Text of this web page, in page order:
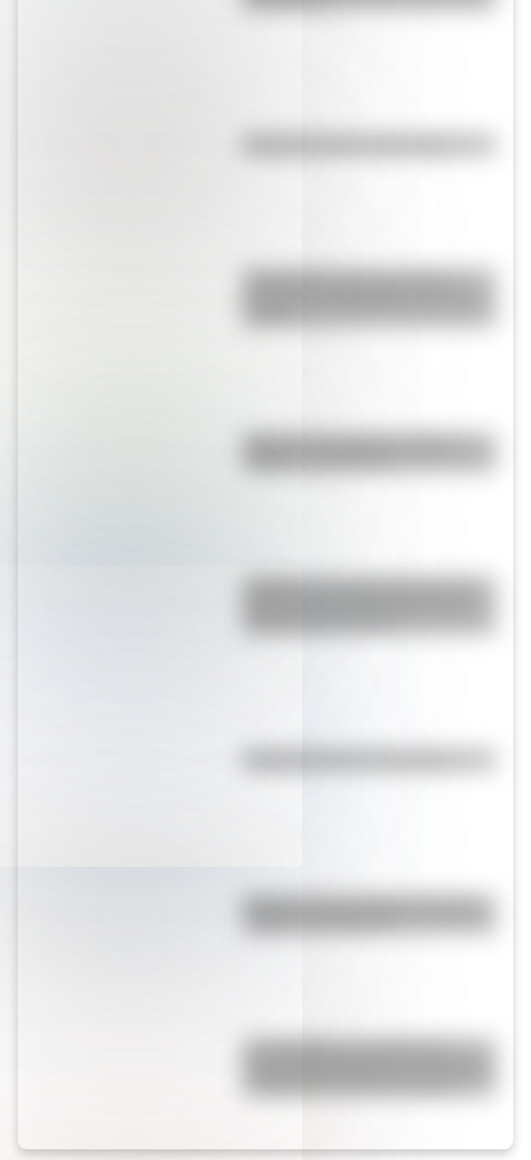
Efemérides: tres cosas que
Bandera de Bolivia: historia,
¿Sabías que Argentina tuvo la
alta de Sudamérica?
Bandera de Colombia: historia,
17 de agosto: actividades y
y segundo ciclo de primaria